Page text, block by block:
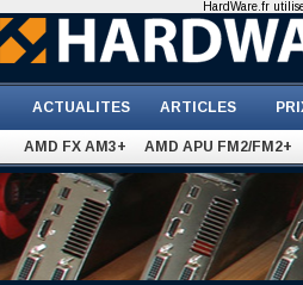
ACTUALITES ARTICLES
AMD FX AM3+ AMD APU FM2/FM2+
HardWare.fr